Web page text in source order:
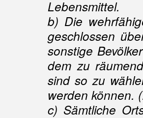
Lebensmittel.
b) Die
geschlossen
sonstige
dem zu
sind so zu
werden können.
c) Sämtliche